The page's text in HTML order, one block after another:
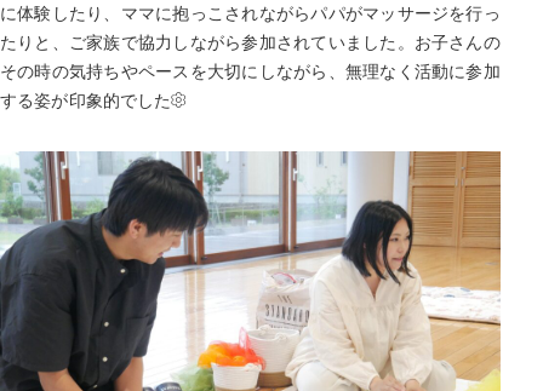
に体験したり、ママに抱っこされながらパパがマッサージを行っ
たりと、ご家族で協力しながら参加されていました。お子さんの
その時の気持ちやペースを大切にしながら、無理なく活動に参加
する姿が印象的でした